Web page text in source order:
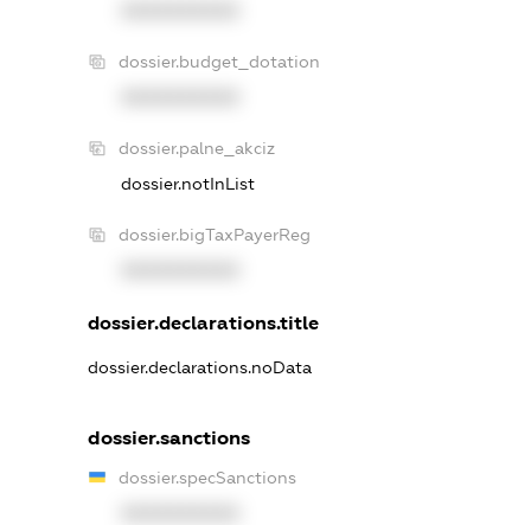
dossier.budget_dotation
dossier.palne_akciz
dossier.notInList
dossier.bigTaxPayerReg
dossier.declarations.title
dossier.declarations.noData
dossier.sanctions
dossier.specSanctions